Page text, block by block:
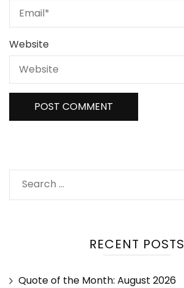
Website
RECENT POSTS
Quote of the Month: August 2026